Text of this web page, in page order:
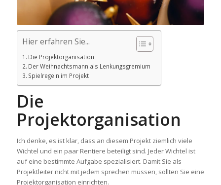
Hier erfahren Sie...
Die Projektorganisation
Der Weihnachtsmann als Lenkungsgremium
Spielregeln im Projekt
Die
Projektorganisation
Ich denke, es ist klar, dass an diesem Projekt ziemlich viele
Wichtel und ein paar Rentiere beteiligt sind. Jeder Wichtel ist
auf eine bestimmte Aufgabe spezialisiert. Damit Sie als
Projektleiter nicht mit jedem sprechen müssen, sollten Sie eine
Projektorganisation einrichten.